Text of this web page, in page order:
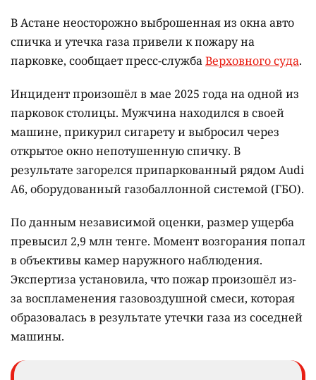
В Астане неосторожно выброшенная из окна авто
спичка и утечка газа привели к пожару на
парковке, сообщает пресс-службаВерховного суда.
Инцидент произошёл в мае 2025 года на одной из
парковок столицы. Мужчина находился в своей
машине, прикурил сигарету и выбросил через
открытое окно непотушенную спичку. В
результате загорелся припаркованный рядом Audi
A6, оборудованный газобаллонной системой (ГБО).
По данным независимой оценки, размер ущерба
превысил 2,9 млн тенге. Момент возгорания попал
в объективы камер наружного наблюдения.
Экспертиза установила, что пожар произошёл из-
за воспламенения газовоздушной смеси, которая
образовалась в результате утечки газа из соседней
машины.